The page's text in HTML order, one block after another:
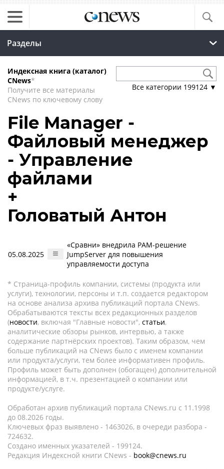
Разделы
Индексная книга (каталог)
CNews*
Получите все материалы
CNews по ключевому слову
Все категории 199124 ▼
File Manager -
Файловый менеджер
- Управление
файлами
+
Головатый Антон
05.08.2025
«Сравни» внедрила PAM-решение
JumpServer для повышения
управляемости доступа
* Страница-профиль компании, системы (продукта или
услуги), технологии, персоны и т.п. создается редактором
на основе анализа архива публикаций портала CNews.
Обрабатываются тексты всех редакционных разделов
(новости, включая "Главные новости", статьи,
аналитические обзоры рынков, интервью, а также
содержание партнёрских проектов). Таким образом, чем
больше публикаций на CNews было с именем компании
или продукта/услуги, тем более информативен профиль.
Профиль может быть дополнен (обогащен) дополнительной
информацией, в т.ч. презентацией о компании или
продукте/услуге.
Обработан архив публикаций портала CNews.ru c 11.1998
до 08.2026 годы.
Ключевых фраз выявлено - 1463026, в очереди разбора -
724632.
Создано именных указателей - 199124.
Редакция Индексной книги CNews - book@cnews.ru